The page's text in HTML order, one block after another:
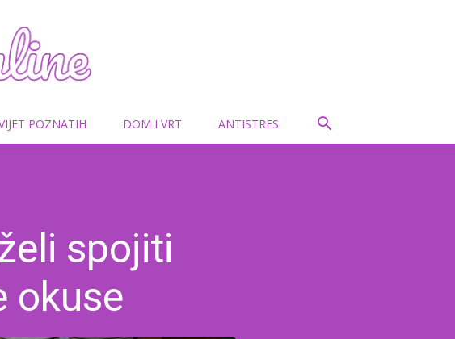
POZNATIH DOM I VRT ANTISTRES
spojiti
okuse